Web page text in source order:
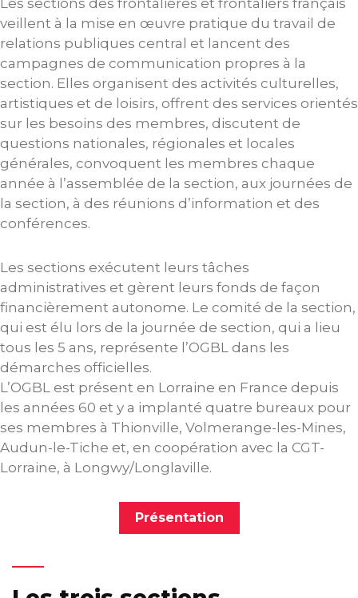
veillent à la mise en œuvre pratique du travail de
relations publiques central et lancent des
campagnes de communication propres à la
section. Elles organisent des activités culturelles,
artistiques et de loisirs, offrent des services orientés
sur les besoins des membres, discutent de
questions nationales, régionales et locales
générales, convoquent les membres chaque
année à l’assemblée de la section, aux journées de
la section, à des réunions d’information et des
conférences.
Les sections exécutent leurs tâches
administratives et gèrent leurs fonds de façon
financièrement autonome. Le comité de la section,
qui est élu lors de la journée de section, qui a lieu
tous les 5 ans, représente l’OGBL dans les
démarches officielles.
L’OGBL est présent en Lorraine en France depuis
les années 60 et y a implanté quatre bureaux pour
ses membres à Thionville, Volmerange-les-Mines,
Audun-le-Tiche et, en coopération avec la CGT-
Lorraine, à Longwy/Longlaville.
Présentation